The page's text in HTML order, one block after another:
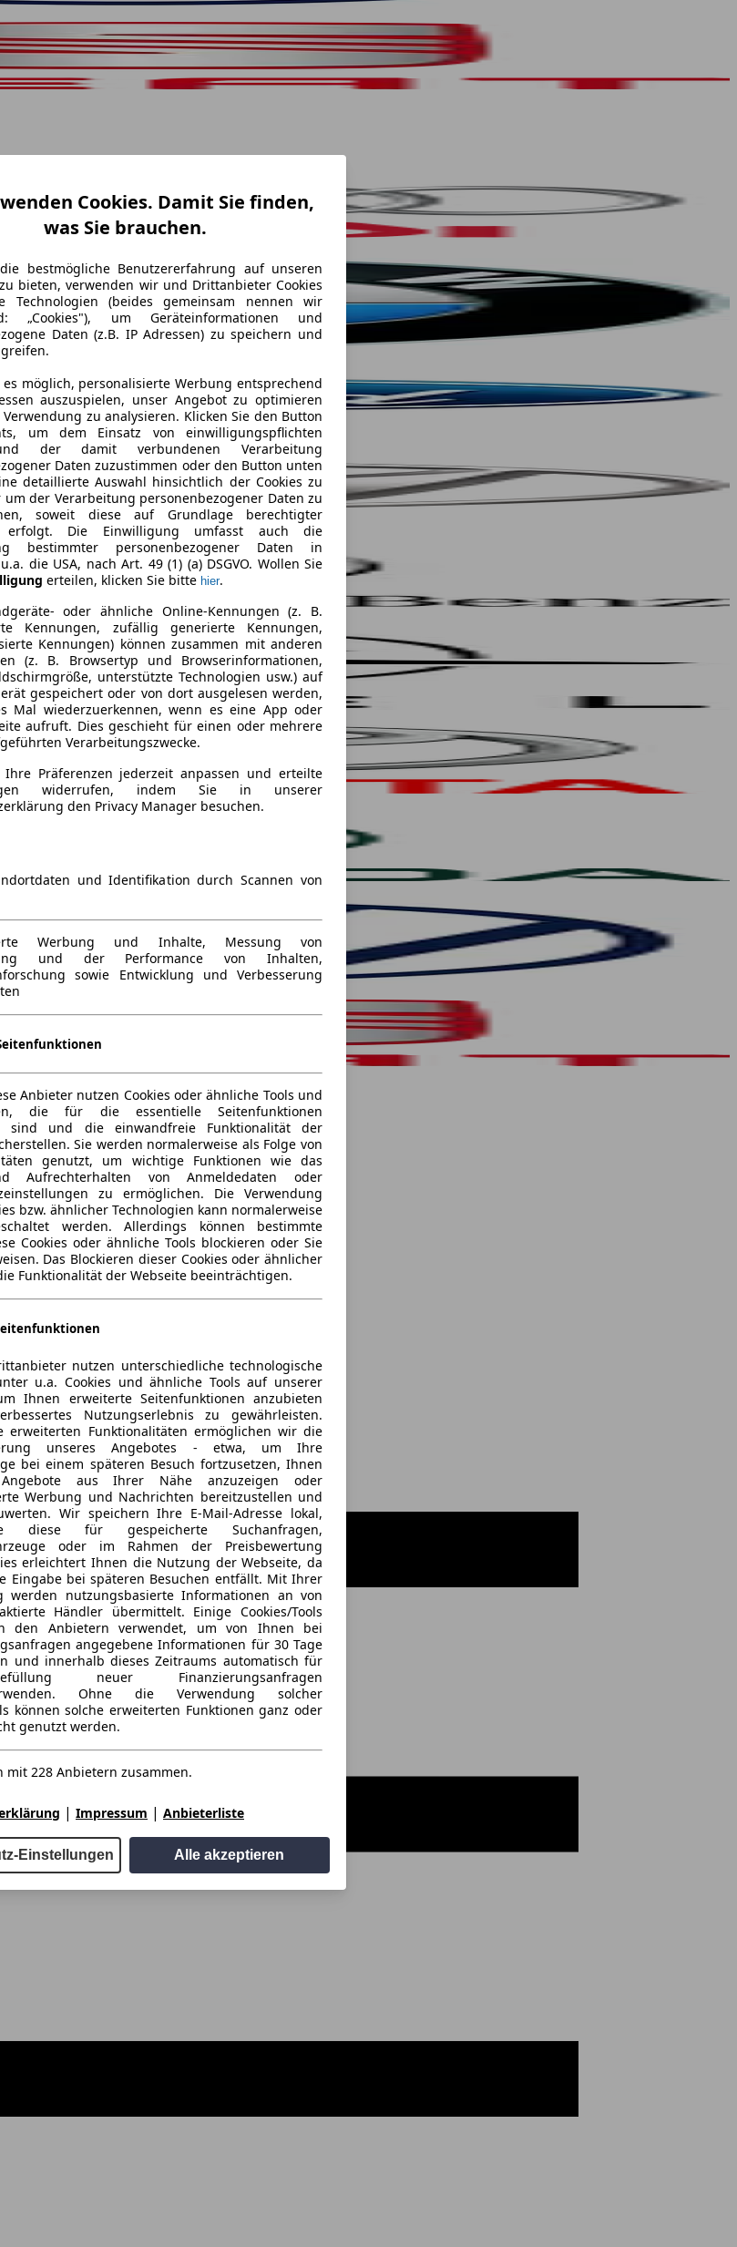
Cookies. Damit Sie finden,
was Sie brauchen.
bestmögliche Benutzererfahrung auf unseren
bieten, verwenden wir und Drittanbieter Cookies
Technologien (beides gemeinsam nennen wir
„Cookies"), um Geräteinformationen und
Daten (z.B. IP Adressen) zu speichern und
möglich, personalisierte Werbung entsprechend
auszuspielen, unser Angebot zu optimieren
zu analysieren. Klicken Sie den Button
um dem Einsatz von einwilligungspflichten
der damit verbundenen Verarbeitung
Daten zuzustimmen oder den Button unten
detaillierte Auswahl hinsichtlich der Cookies zu
der Verarbeitung personenbezogener Daten zu
soweit diese auf Grundlage berechtigter
erfolgt. Die Einwilligung umfasst auch die
bestimmter personenbezogener Daten in
die USA, nach Art. 49 (1) (a) DSGVO. Wollen Sie
erteilen, klicken Sie bitte hier.
oder ähnliche Online-Kennungen (z. B.
Kennungen, zufällig generierte Kennungen,
Kennungen) können zusammen mit anderen
(z. B. Browsertyp und Browserinformationen,
unterstützte Technologien usw.) auf
gespeichert oder von dort ausgelesen werden,
Mal wiederzuerkennen, wenn es eine App oder
aufruft. Dies geschieht für einen oder mehrere
Verarbeitungszwecke.
Ihre Präferenzen jederzeit anpassen und erteilte
widerrufen, indem Sie in unserer
den Privacy Manager besuchen.
und Identifikation durch Scannen von
Werbung und Inhalte, Messung von
und der Performance von Inhalten,
sowie Entwicklung und Verbesserung
Anbieter nutzen Cookies oder ähnliche Tools und
die für die essentielle Seitenfunktionen
sind und die einwandfreie Funktionalität der
Sie werden normalerweise als Folge von
genutzt, um wichtige Funktionen wie das
Aufrechterhalten von Anmeldedaten oder
zu ermöglichen. Die Verwendung
bzw. ähnlicher Technologien kann normalerweise
werden. Allerdings können bestimmte
Cookies oder ähnliche Tools blockieren oder Sie
Das Blockieren dieser Cookies oder ähnlicher
Funktionalität der Webseite beeinträchtigen.
nutzen unterschiedliche technologische
u.a. Cookies und ähnliche Tools auf unserer
Ihnen erweiterte Seitenfunktionen anzubieten
Nutzungserlebnis zu gewährleisten.
erweiterten Funktionalitäten ermöglichen wir die
unseres Angebotes - etwa, um Ihre
bei einem späteren Besuch fortzusetzen, Ihnen
Angebote aus Ihrer Nähe anzuzeigen oder
Werbung und Nachrichten bereitzustellen und
Wir speichern Ihre E-Mail-Adresse lokal,
diese für gespeicherte Suchanfragen,
oder im Rahmen der Preisbewertung
erleichtert Ihnen die Nutzung der Webseite, da
Eingabe bei späteren Besuchen entfällt. Mit Ihrer
werden nutzungsbasierte Informationen an von
Händler übermittelt. Einige Cookies/Tools
den Anbietern verwendet, um von Ihnen bei
angegebene Informationen für 30 Tage
und innerhalb dieses Zeitraums automatisch für
neuer Finanzierungsanfragen
Ohne die Verwendung solcher
können solche erweiterten Funktionen ganz oder
genutzt werden.
mit 228 Anbietern zusammen.
| Impressum | Anbieterliste
Einstellungen Alle akzeptieren